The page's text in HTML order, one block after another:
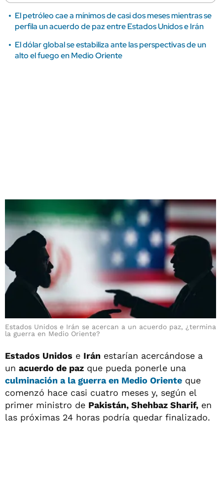
El petróleo cae a mínimos de casi dos meses mientras se
perfila un acuerdo de paz entre Estados Unidos e Irán
El dólar global se estabiliza ante las perspectivas de un
alto el fuego en Medio Oriente
Estados Unidos e Irán se acercan a un acuerdo paz, ¿termina
la guerra en Medio Oriente?
Estados Unidos e Irán estarían acercándose a
un acuerdo de paz que pueda ponerle una
culminación a la guerra en Medio Oriente que
comenzó hace casi cuatro meses y, según el
primer ministro de Pakistán, Shehbaz Sharif, en
las próximas 24 horas podría quedar finalizado.